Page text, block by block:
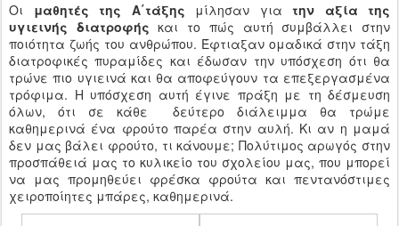
Οι μαθητές της Α΄τάξης μίλησαν για την αξία της
υγιεινής διατροφής και το πώς αυτή συμβάλλει στην
ποιότητα ζωής του ανθρώπου. Έφτιαξαν ομαδικά στην τάξη
διατροφικές πυραμίδες και έδωσαν την υπόσχεση ότι θα
τρώνε πιο υγιεινά και θα αποφεύγουν τα επεξεργασμένα
τρόφιμα. Η υπόσχεση αυτή έγινε πράξη με τη δέσμευση
όλων, ότι σε κάθε δεύτερο διάλειμμα θα τρώμε
καθημερινά ένα φρούτο παρέα στην αυλή. Κι αν η μαμά
δεν μας βάλει φρούτο, τι κάνουμε; Πολύτιμος αρωγός στην
προσπάθειά μας το κυλικείο του σχολείου μας, που μπορεί
να μας προμηθεύει φρέσκα φρούτα και πεντανόστιμες
χειροποίητες μπάρες, καθημερινά.